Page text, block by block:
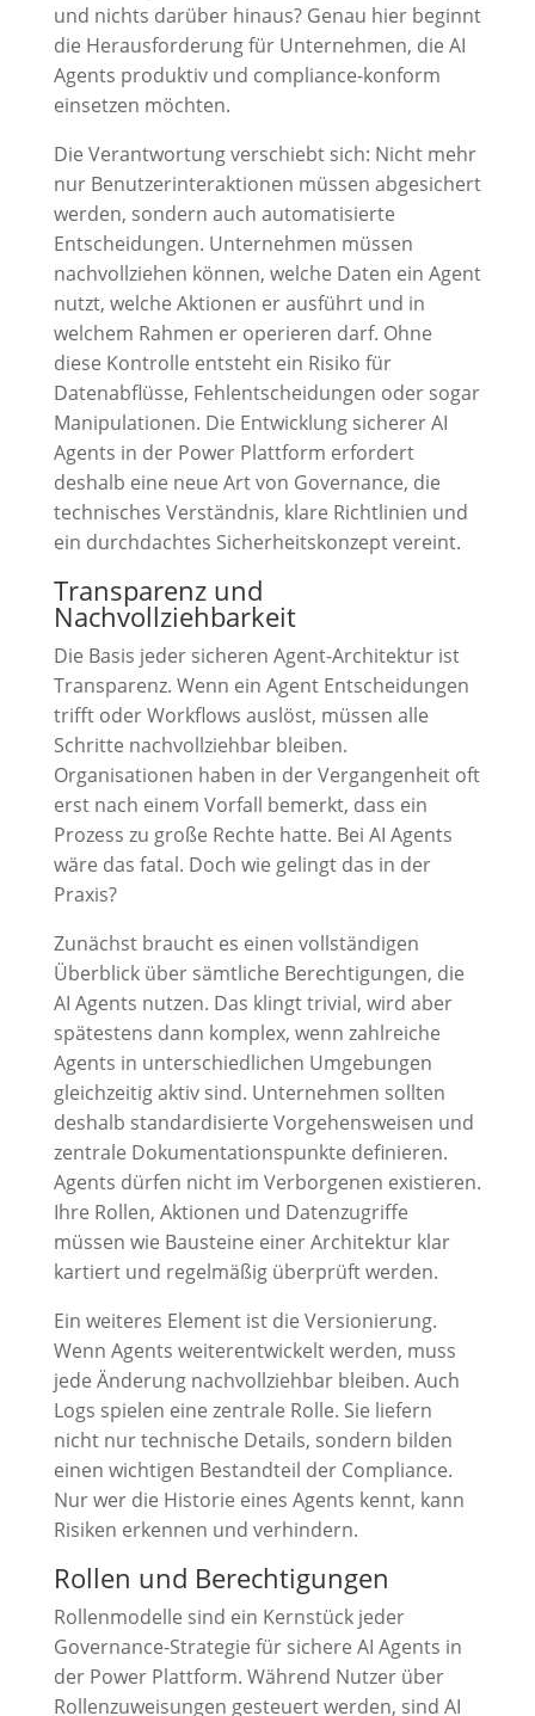
und nichts darüber hinaus? Genau hier beginnt
die Herausforderung für Unternehmen, die AI
Agents produktiv und compliance-konform
einsetzen möchten.
Die Verantwortung verschiebt sich: Nicht mehr
nur Benutzerinteraktionen müssen abgesichert
werden, sondern auch automatisierte
Entscheidungen. Unternehmen müssen
nachvollziehen können, welche Daten ein Agent
nutzt, welche Aktionen er ausführt und in
welchem Rahmen er operieren darf. Ohne
diese Kontrolle entsteht ein Risiko für
Datenabflüsse, Fehlentscheidungen oder sogar
Manipulationen. Die Entwicklung sicherer AI
Agents in der Power Plattform erfordert
deshalb eine neue Art von Governance, die
technisches Verständnis, klare Richtlinien und
ein durchdachtes Sicherheitskonzept vereint.
Transparenz und
Nachvollziehbarkeit
Die Basis jeder sicheren Agent-Architektur ist
Transparenz. Wenn ein Agent Entscheidungen
trifft oder Workflows auslöst, müssen alle
Schritte nachvollziehbar bleiben.
Organisationen haben in der Vergangenheit oft
erst nach einem Vorfall bemerkt, dass ein
Prozess zu große Rechte hatte. Bei AI Agents
wäre das fatal. Doch wie gelingt das in der
Praxis?
Zunächst braucht es einen vollständigen
Überblick über sämtliche Berechtigungen, die
AI Agents nutzen. Das klingt trivial, wird aber
spätestens dann komplex, wenn zahlreiche
Agents in unterschiedlichen Umgebungen
gleichzeitig aktiv sind. Unternehmen sollten
deshalb standardisierte Vorgehensweisen und
zentrale Dokumentationspunkte definieren.
Agents dürfen nicht im Verborgenen existieren.
Ihre Rollen, Aktionen und Datenzugriffe
müssen wie Bausteine einer Architektur klar
kartiert und regelmäßig überprüft werden.
Ein weiteres Element ist die Versionierung.
Wenn Agents weiterentwickelt werden, muss
jede Änderung nachvollziehbar bleiben. Auch
Logs spielen eine zentrale Rolle. Sie liefern
nicht nur technische Details, sondern bilden
einen wichtigen Bestandteil der Compliance.
Nur wer die Historie eines Agents kennt, kann
Risiken erkennen und verhindern.
Rollen und Berechtigungen
Rollenmodelle sind ein Kernstück jeder
Governance-Strategie für sichere AI Agents in
der Power Plattform. Während Nutzer über
Rollenzuweisungen gesteuert werden, sind AI